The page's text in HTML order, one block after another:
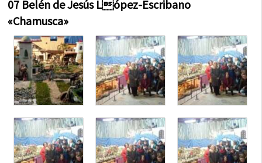
07 Belén de Jesús López-Escribano
«Chamusca»